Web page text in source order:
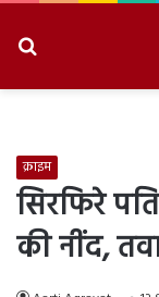
क्राइम
सिरफिरे
की नींद,